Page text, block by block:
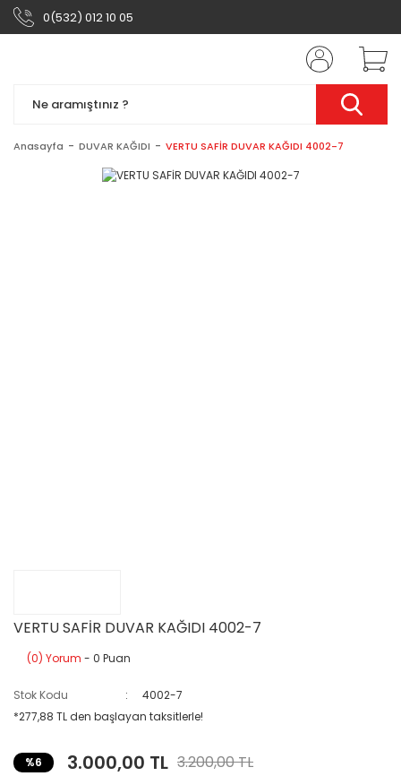
0(532) 012 10 05
Anasayfa DUVAR KAĞIDI VERTU SAFİR DUVAR KAĞIDI 4002-7
VERTU SAFİR DUVAR KAĞIDI 4002-7
(0) Yorum - 0 Puan
Stok Kodu
4002-7
*277,88 TL den başlayan taksitlerle!
%6 3.000,00 TL 3.200,00 TL